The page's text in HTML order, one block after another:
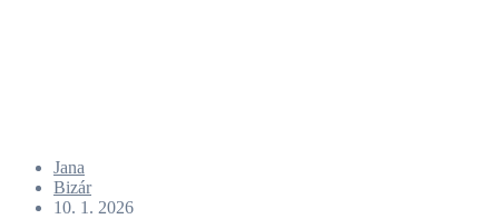
Jana
Bizár
10. 1. 2026